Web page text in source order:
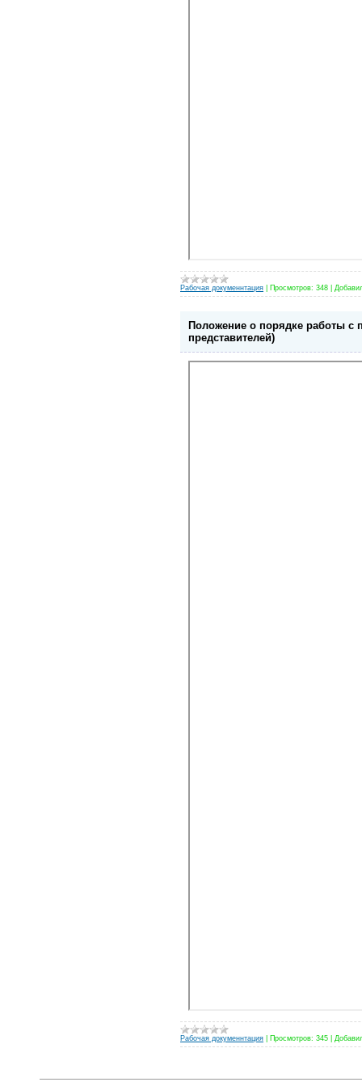
Рабочая докуменнтация Просмотров: 348
Положение о порядке работы с
представителей)
Рабочая докуменнтация Просмотров: 345